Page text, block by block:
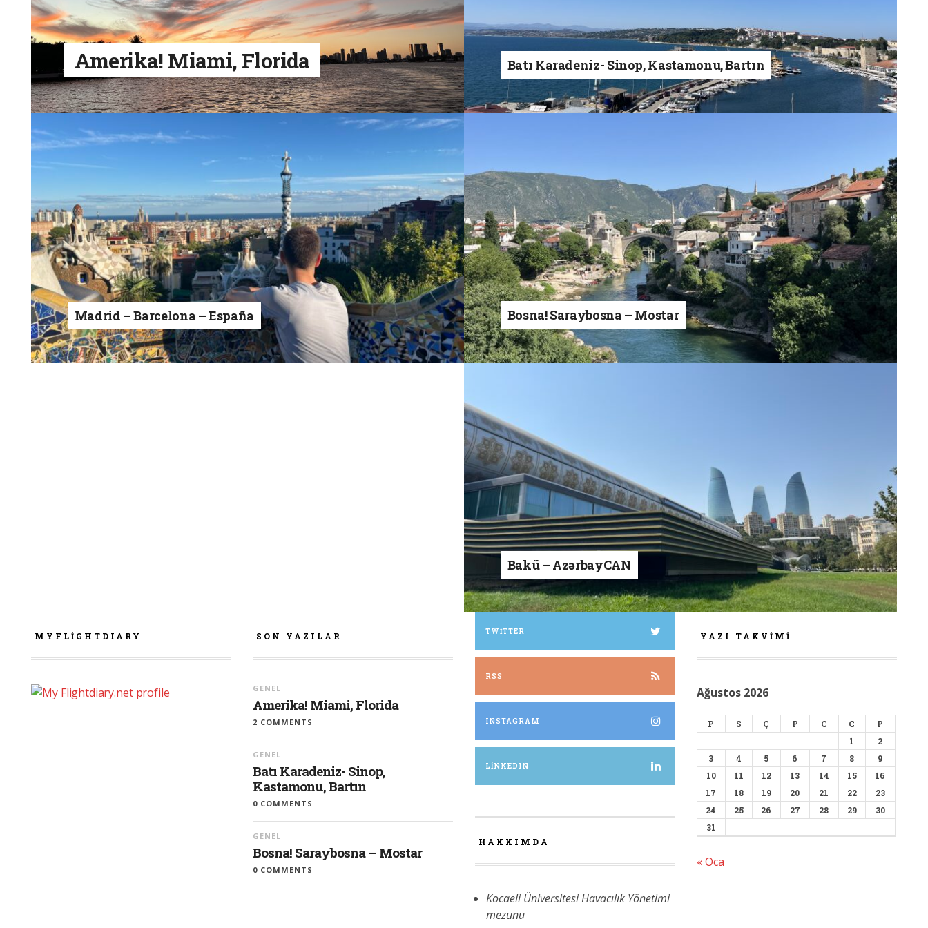
Amerika! Miami, Florida Batı Karadeniz- Sinop, Kastamonu, Bartın
Bosna! Saraybosna – Mostar
Madrid – Barcelona – España
Bakü – AzərbayCAN
MYFLIGHTDIARY SON YAZILAR
GENEL
Amerika! Miami, Florida
2 COMMENTS
GENEL
Batı Karadeniz- Sinop,
Kastamonu, Bartın
0 COMMENTS
GENEL
Bosna! Saraybosna – Mostar
0 COMMENTS
TWITTER
RSS
INSTAGRAM
LINKEDIN
HAKKIMDA
Kocaeli Üniversitesi Havacılık Yönetimi
mezunu
YAZI TAKVIMI
Ağustos 2026
P S Ç P C C
P
1
2
3
4 5 6 7 8
9
10
11 12 13 14 15
16
17
18 19 20 21 22
23
24
25 26 27 28 29
30
31
« Oca